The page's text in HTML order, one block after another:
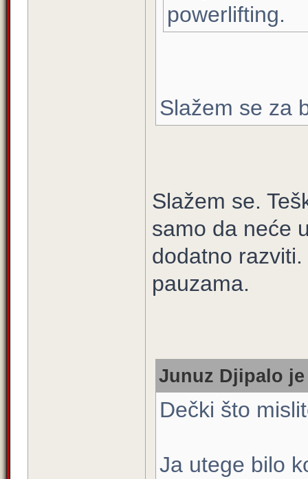
powerlifting.
Slažem se za
Slažem se.
samo da neće
dodatno
pauzama.
Junuz Djipalo
Dečki što
Ja utege bilo